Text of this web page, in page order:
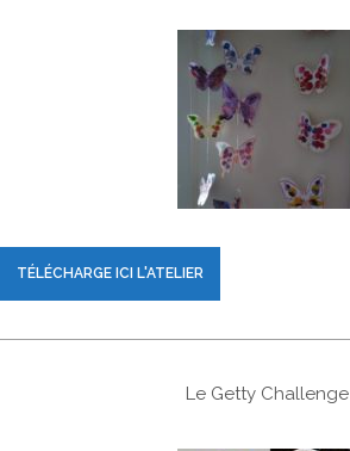
TÉLÉCHARGE ICI L'ATELIER
Le Getty Challenge